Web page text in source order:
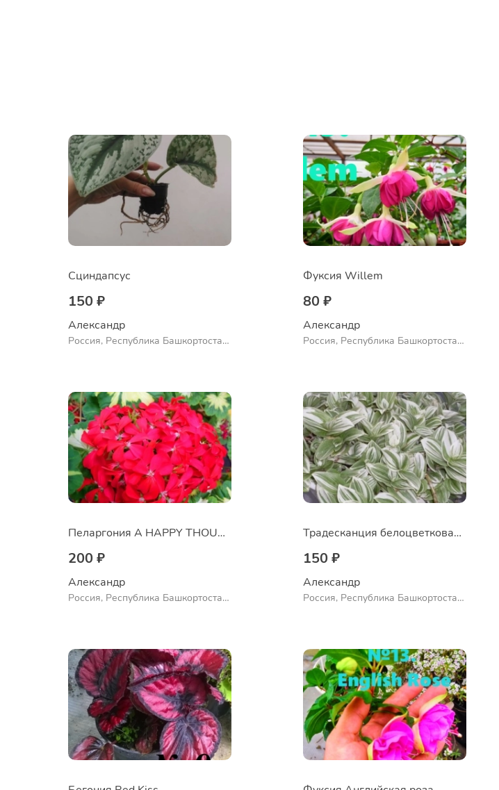
Сциндапсус
150 ₽
Александр
Россия, Республика Башкортостан,
Фуксия Willem
80 ₽
Александр
Россия, Республика Башкортостан,
Пеларгония A HAPPY THOUGHT RED
200 ₽
Александр
Россия, Республика Башкортостан,
Традесканция белоцветковая сорт "Albovittata"
150 ₽
Александр
Россия, Республика Башкортостан,